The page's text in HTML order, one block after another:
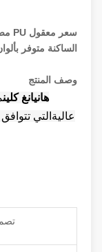
الساكنة متوفر بألوان
وصف المنتج
هانيانغ كلين
التي تتوافق مع
تصميم